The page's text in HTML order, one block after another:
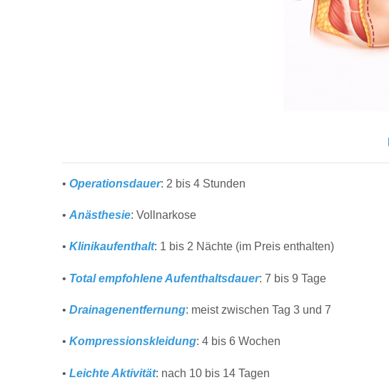
• Operationsdauer: 2 bis 4 Stunden
• Anästhesie: Vollnarkose
• Klinikaufenthalt: 1 bis 2 Nächte (im Preis enthalten)
• Total empfohlene Aufenthaltsdauer: 7 bis 9 Tage
• Drainagenentfernung: meist zwischen Tag 3 und 7
• Kompressionskleidung: 4 bis 6 Wochen
• Leichte Aktivität: nach 10 bis 14 Tagen